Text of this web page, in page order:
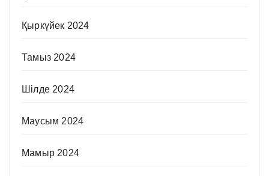
Қыркүйек 2024
Тамыз 2024
Шілде 2024
Маусым 2024
Мамыр 2024